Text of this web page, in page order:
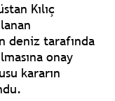
Kılıç
deniz tarafında
onay
kararın